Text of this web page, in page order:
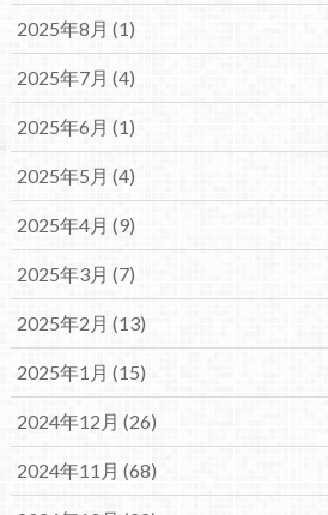
2025年8月 (1)
2025年7月 (4)
2025年6月 (1)
2025年5月 (4)
2025年4月 (9)
2025年3月 (7)
2025年2月 (13)
2025年1月 (15)
2024年12月 (26)
2024年11月 (68)